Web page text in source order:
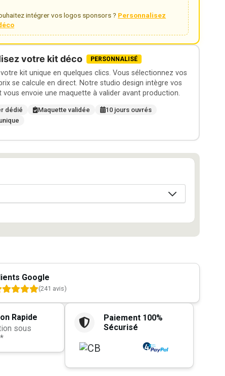
intégrer vos logos sponsors ? Personnalisez
votre kit déco PERSONNALISÉ
kit unique en quelques clics. Vous sélectionnez vos
se calcule en direct. Notre studio design intègre vos
vous envoie une maquette à valider avant production.
dédié Maquette validée
10 jours ouvrés
Google
(241 avis)
Rapide
sous
Paiement 100%
Sécurisé